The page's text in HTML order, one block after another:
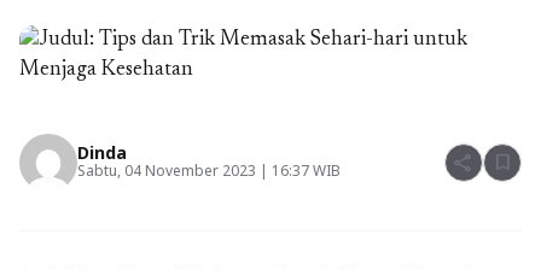
Dinda
Sabtu, 04 November 2023 | 16:37 WIB share bookmark